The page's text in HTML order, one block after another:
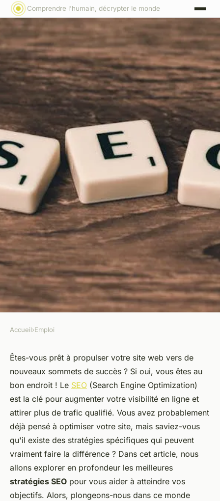
Comprendre l'humain, décrypter le monde
Stratégies seo pour propulser
votre site vers la réussite
Maxence• 19 février 2025•8 min de lecture
Accueil›Emploi
Êtes-vous prêt à propulser votre site web vers de
nouveaux sommets de succès ? Si oui, vous êtes au
bon endroit ! Le SEO (Search Engine Optimization)
est la clé pour augmenter votre visibilité en ligne et
attirer plus de trafic qualifié. Vous avez probablement
déjà pensé à optimiser votre site, mais saviez-vous
qu'il existe des stratégies spécifiques qui peuvent
vraiment faire la différence ? Dans cet article, nous
allons explorer en profondeur les meilleures
stratégies SEO pour vous aider à atteindre vos
objectifs. Alors, plongeons-nous dans ce monde